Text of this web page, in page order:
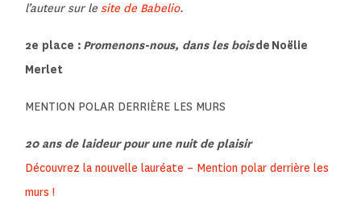
l’auteur sur le site de Babelio.
2e place : Promenons-nous, dans les boisde Noëlie
Merlet
MENTION POLAR DERRIÈRE LES MURS
20 ans de laideur pour une nuit de plaisir
Découvrez la nouvelle lauréate – Mention polar derrière les
murs !